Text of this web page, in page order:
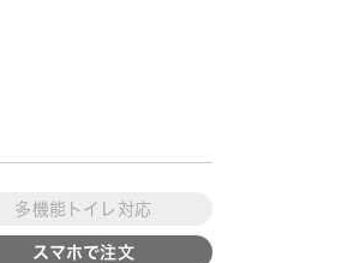
多機能トイレ対応
スマホで注文